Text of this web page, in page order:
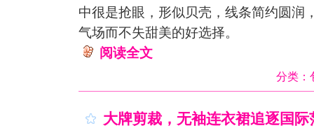
中很是抢眼，形似贝壳，线条简约圆润
气场而不失甜美的好选择。
阅读全文
分类：
大牌剪裁，无袖连衣裙追逐国际